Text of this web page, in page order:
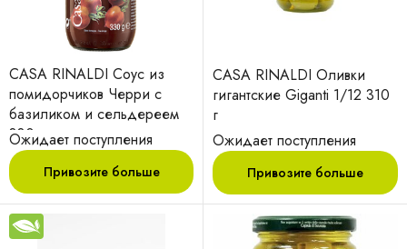
CASA RINALDI Соус из
помидорчиков Черри с
базиликом и сельдереем
330 г
Ожидает поступления
Привозите больше
CASA RINALDI Оливки
гигантские Giganti 1/12 310
г
Ожидает поступления
Привозите больше